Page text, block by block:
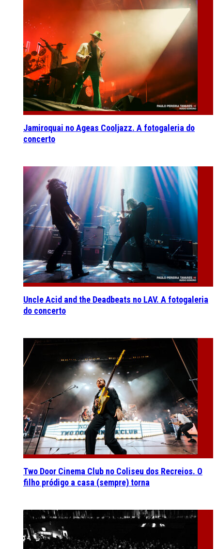
Jamiroquai no Ageas Cooljazz. A fotogaleria do
concerto
Uncle Acid and the Deadbeats no LAV. A fotogaleria
do concerto
Two Door Cinema Club no Coliseu dos Recreios. O
filho pródigo a casa (sempre) torna